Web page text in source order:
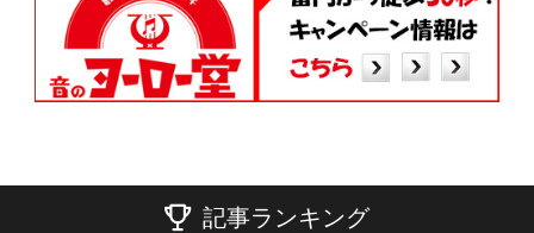
記事ランキング